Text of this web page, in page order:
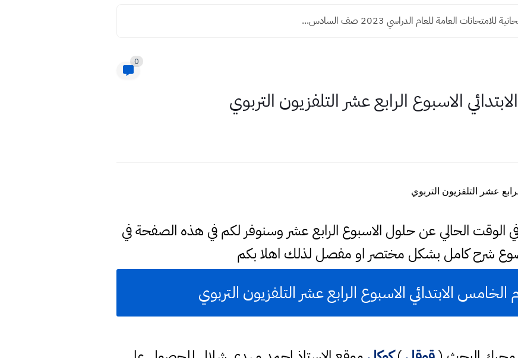
للامتحانات العامة للعام الدراسي 2023 صف السادس...
0
الاسبوع الرابع عشر التلفزيون التربوي
عشر التلفزيون التربوي
في الوقت الحالي عن حلول الاسبوع الرابع عشر وسنوفر لكم في هذه الصفحة في
شرح كامل بشكل مختصر او مفصل لذلك اهلا بكم
الابتدائي الاسبوع الرابع عشر التلفزيون التربوي